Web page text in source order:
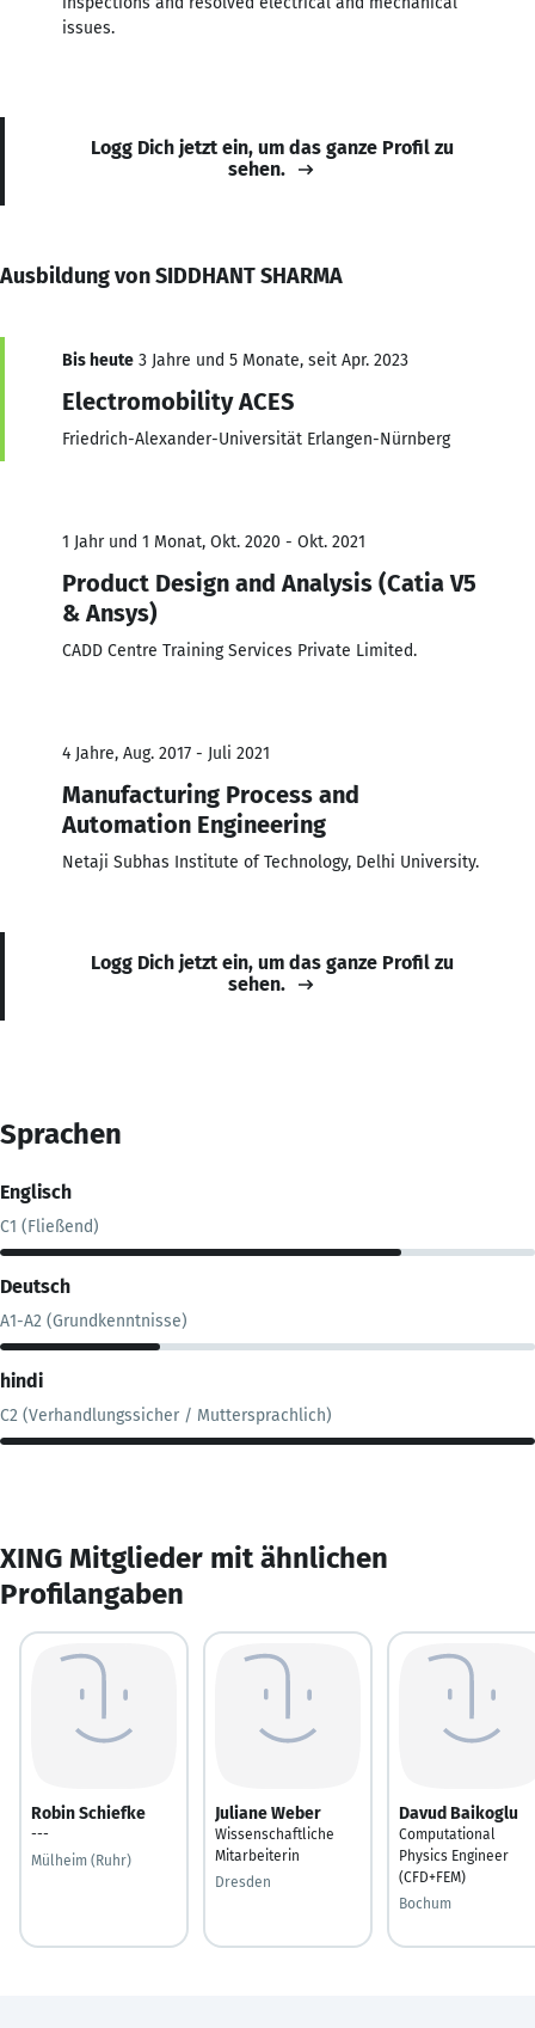
issues.
Logg Dich jetzt ein, um das ganze Profil zu
sehen.
Ausbildung von SIDDHANT SHARMA
Bis heute 3 Jahre und 5 Monate, seit Apr. 2023
Electromobility ACES
Friedrich-Alexander-Universität Erlangen-Nürnberg
1 Jahr und 1 Monat, Okt. 2020 - Okt. 2021
Product Design and Analysis (Catia V5
& Ansys)
CADD Centre Training Services Private Limited.
4 Jahre, Aug. 2017 - Juli 2021
Manufacturing Process and
Automation Engineering
Netaji Subhas Institute of Technology, Delhi University.
Logg Dich jetzt ein, um das ganze Profil zu
sehen.
Sprachen
Englisch
C1 (Fließend)
Deutsch
A1-A2 (Grundkenntnisse)
hindi
C2 (Verhandlungssicher / Muttersprachlich)
XING Mitglieder mit ähnlichen
Profilangaben
Robin Schiefke
---
Mülheim (Ruhr)
Juliane Weber
Wissenschaftliche
Mitarbeiterin
Dresden
Davud Baikoglu
Computational
Physics Engineer
(CFD+FEM)
Bochum